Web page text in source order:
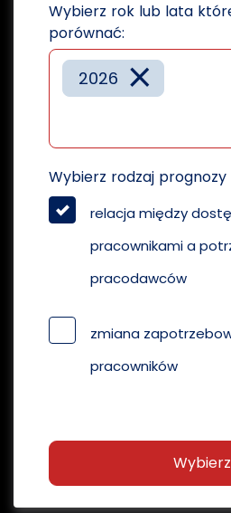
Wybierz rok lub lata
porównać:
×
2026
Wybierz rodzaj prognozy
relacja między
pracownikami a
pracodawców
zmiana
pracowników
Wybierz